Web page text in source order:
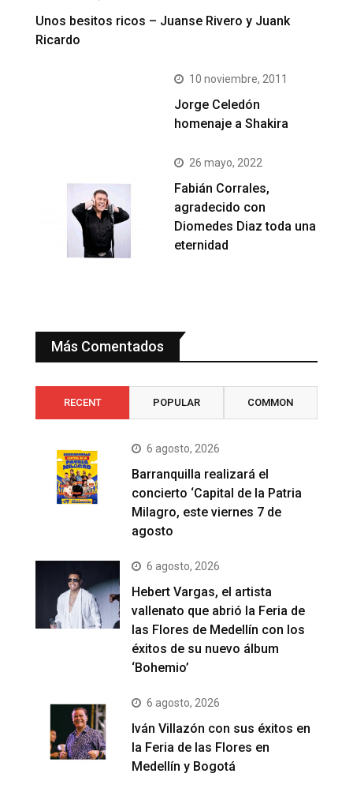
Unos besitos ricos – Juanse Rivero y Juank
Ricardo
10 noviembre, 2011
Jorge Celedón
homenaje a Shakira
26 mayo, 2022
Fabián Corrales,
agradecido con
Diomedes Diaz toda una
eternidad
Más Comentados
RECENT POPULAR COMMON
6 agosto, 2026
Barranquilla realizará el
concierto ‘Capital de la Patria
Milagro, este viernes 7 de
agosto
6 agosto, 2026
Hebert Vargas, el artista
vallenato que abrió la Feria de
las Flores de Medellín con los
éxitos de su nuevo álbum
‘Bohemio’
6 agosto, 2026
Iván Villazón con sus éxitos en
la Feria de las Flores en
Medellín y Bogotá